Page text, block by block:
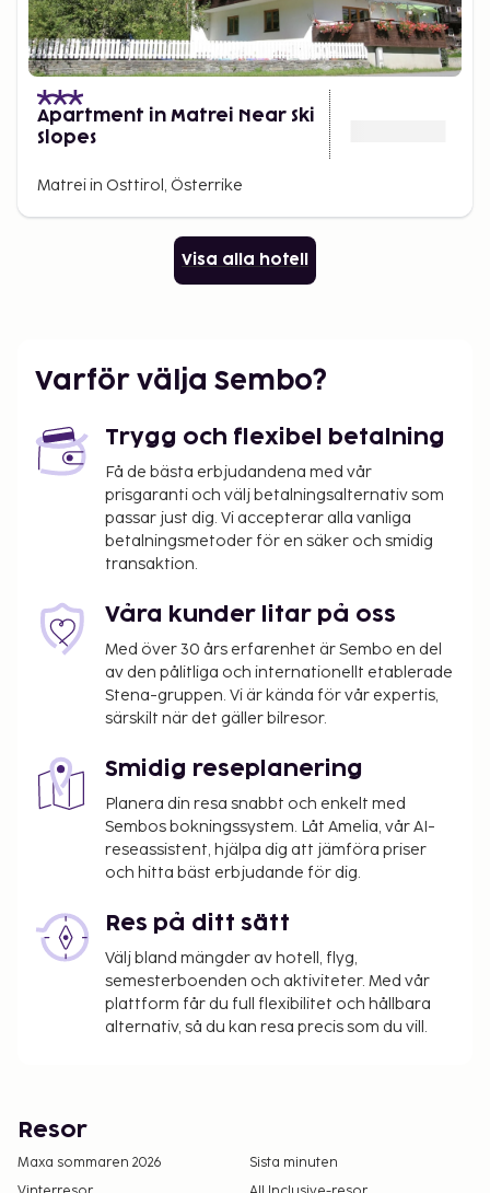
Apartment in Matrei Near Ski
Slopes
Matrei in Osttirol, Österrike
Visa alla hotell
Varför välja Sembo?
Trygg och flexibel betalning
Få de bästa erbjudandena med vår
prisgaranti och välj betalningsalternativ som
passar just dig. Vi accepterar alla vanliga
betalningsmetoder för en säker och smidig
transaktion.
Våra kunder litar på oss
Med över 30 års erfarenhet är Sembo en del
av den pålitliga och internationellt etablerade
Stena-gruppen. Vi är kända för vår expertis,
särskilt när det gäller bilresor.
Smidig reseplanering
Planera din resa snabbt och enkelt med
Sembos bokningssystem. Låt Amelia, vår AI-
reseassistent, hjälpa dig att jämföra priser
och hitta bäst erbjudande för dig.
Res på ditt sätt
Välj bland mängder av hotell, flyg,
semesterboenden och aktiviteter. Med vår
plattform får du full flexibilitet och hållbara
alternativ, så du kan resa precis som du vill.
Resor
Maxa sommaren 2026
Sista minuten